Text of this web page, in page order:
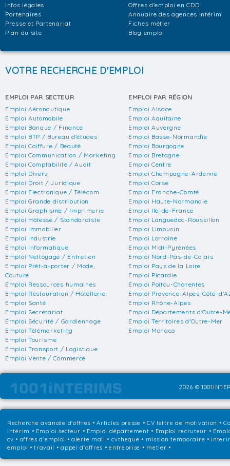
Infos légales
Partenaires
Presse et Partenariat
Plan du site
Offres d'emploi en CDD
Annuaire des agences intérim
Fiches métier
Blog emploi
VOTRE RECHERCHE D'EMPLOI
EMPLOI PAR SECTEUR
Emploi Aéronautique
Emploi Automobile
Emploi Banque / Finance
Emploi BTP / Bureau d'études
Emploi Coiffure / Beauté
Emploi Communication / Marketing
Emploi Comptabilité / Audit
Emploi Divers
Emploi Droit / Juridique
Emploi Electronique / Télécom
Emploi Grande distribution
Emploi Graphisme / Imprimerie
Emploi Hôtesse / Standardiste
Emploi Immobilier
Emploi Industrie
Emploi Informatique
Emploi Nettoyage / Entretien
Emploi Prêt-à-porter / Mode,
Couture
Emploi Ressources humaines
Emploi Restauration / Hôtellerie
Emploi Santé
Emploi Secrétariat
Emploi Sécurité / Gardiennage
Emploi Télémarketing
Emploi Tourisme
Emploi Transport / Logistique
Emploi Vente / Commerce
EMPLOI PAR RÉGION
Emploi Alsace
Emploi Aquitaine
Emploi Auvergne
Emploi Basse-Normandie
Emploi Bourgogne
Emploi Bretagne
Emploi Centre
Emploi Champagne-Ardenne
Emploi Corse
Emploi Franche-Comté
Emploi Haute-Normandie
Emploi Ile-de-France
Emploi Languedoc-Roussillon
Emploi Limousin
Emploi Lorraine
Emploi Midi-Pyrénées
Emploi Nord-Pas-de-Calais
Emploi Pays de la Loire
Emploi Picardie
Emploi Poitou-Charentes
Emploi Provence-Alpes-Côte-
Emploi Rhône-Alpes
Emploi Départements d'Outre-
Emploi Territoires d'Outre-Mer
Emploi Monaco
2026 ©
Recherche avancée d'offres •Articles presse • CV lettre de motivation •
intérim • Emploi secteur • Emploi département • Emploi recruteur •
cv • offres d'emploi • alerte mail • cvtheque • mission temporaire •
emploi • travail • appel d'offres • entreprise • metier •